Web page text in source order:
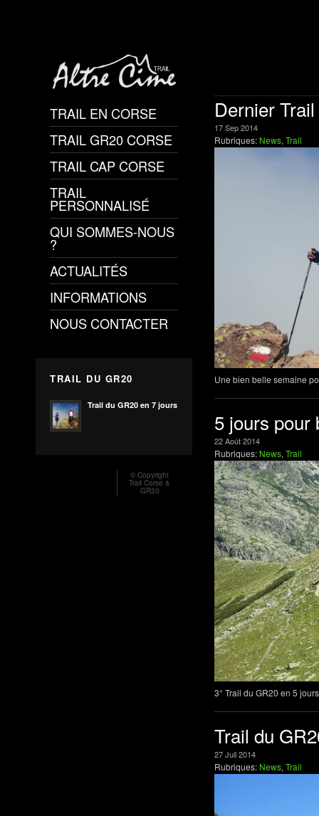
Dernier
17Sep2014
Rubriques: News, Trail
Une bien belle semaine
5 jours pour
22Août2014
Rubriques: News, Trail
3° Trail du GR20 en 5
Trail du
27Juil2014
Rubriques: News, Trail
TRAIL EN CORSE
TRAIL GR20 CORSE
TRAIL CAP CORSE
TRAIL
PERSONNALISÉ
QUI SOMMES-NOUS
?
ACTUALITÉS
INFORMATIONS
NOUS CONTACTER
TRAIL DU GR20
Trail du GR20 en 7 jours
© Copyright
Trail Corse &
GR20